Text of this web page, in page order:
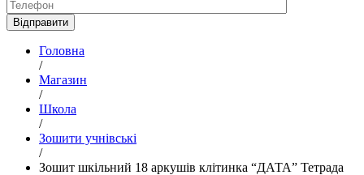
Головна
/
Магазин
/
Школа
/
Зошити учнівські
/
Зошит шкільний 18 аркушів клiтинка “ДАТА” Тетрада